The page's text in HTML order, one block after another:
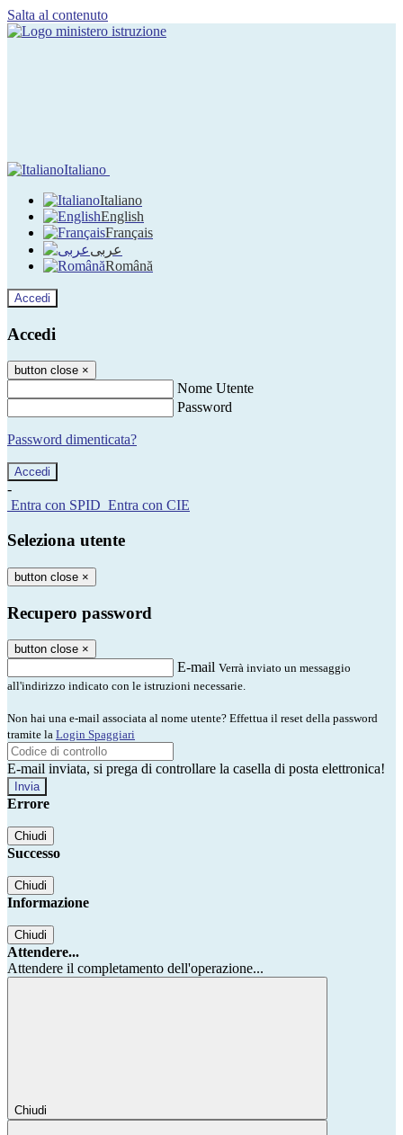
Salta al contenuto
Italiano
Italiano
English
Français
عربى
Română
Accedi
Accedi
button close ×
Nome Utente
Password
Password dimenticata?
-
Entra con SPID Entra con CIE
Seleziona utente
button close ×
Recupero password
button close ×
E-mail Verrà inviato un messaggio
all'indirizzo indicato con le istruzioni necessarie.
Non hai una e-mail associata al nome utente? Effettua il reset della password
tramite la Login Spaggiari
E-mail inviata, si prega di controllare la casella di posta elettronica!
Errore
Chiudi
Successo
Chiudi
Informazione
Chiudi
Attendere...
Attendere il completamento dell'operazione...
Chiudi